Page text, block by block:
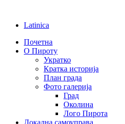
Latinica
Почетна
О Пироту
Укратко
Кратка историја
План града
Фото галерија
Град
Околина
Лого Пирота
Локална самоуправа